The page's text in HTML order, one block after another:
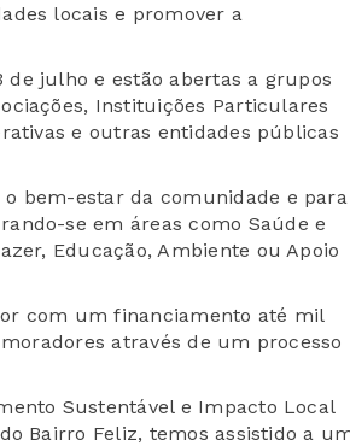
locais e promover a
julho e estão abertas a grupos
Instituições Particulares
e outras entidades públicas
bem-estar da comunidade e para
se em áreas como Saúde e
Educação, Ambiente ou Apoio
com um financiamento até mil
através de um processo
Sustentável e Impacto Local
Bairro Feliz, temos assistido a